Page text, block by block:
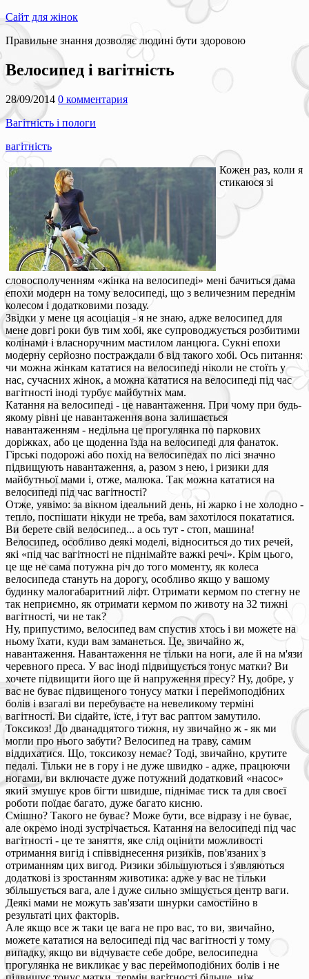
Сайт для жінок
Правильне знання дозволяє людині бути здоровою
Велосипед і вагітність
28/09/2014 0 комментария
Вагітність і пологи
вагітність
Кожен раз, коли я
стикаюся зі
словосполученням «жінка на велосипеді» мені бачиться дама
епохи модерн на тому велосипеді, що з величезним переднім
колесом і додатковими позаду.
Звідки у мене ця асоціація - я не знаю, адже велосипед для
мене довгі роки був тим хобі, яке супроводжується розбитими
колінами і власноручним мастилом ланцюга. Сукні епохи
модерну серйозно постраждали б від такого хобі. Ось питання:
чи можна жінкам кататися на велосипеді ніколи не стоїть у
нас, сучасних жінок, а можна кататися на велосипеді під час
вагітності іноді турбує майбутніх мам.
Катання на велосипеді - це навантаження. При чому при будь-
якому рівні це навантаження вона залишається
навантаженням - недільна це прогулянка по паркових
доріжках, або це щоденна їзда на велосипеді для фанаток.
Гірські подорожі або похід на велосипедах по лісі значно
підвищують навантаження, а, разом з нею, і ризики для
майбутньої мами і, отже, малюка. Так можна кататися на
велосипеді під час вагітності?
Отже, уявімо: за вікном ідеальний день, ні жарко і не холодно -
тепло, поспішати нікуди не треба, вам захотілося покататися.
Ви берете свій велосипед... а ось тут - стоп, машина!
Велосипед, особливо деякі моделі, відноситься до тих речей,
які «під час вагітності не піднімайте важкі речі». Крім цього,
це ще не сама потужна річ до того моменту, як колеса
велосипеда стануть на дорогу, особливо якщо у вашому
будинку малогабаритний ліфт. Отримати кермом по стегну не
так неприємно, як отримати кермом по животу на 32 тижні
вагітності, чи не так?
Ну, припустимо, велосипед вам спустив хтось і ви можете на
ньому їхати, куди вам заманеться. Це, звичайно ж,
навантаження. Навантаження не тільки на ноги, але й на м'язи
черевного преса. У вас іноді підвищується тонус матки? Ви
хочете підвищити його ще й напруження пресу? Ну, добре, у
вас не буває підвищеного тонусу матки і переймоподібних
болів і взагалі ви перебуваєте на невеликому терміні
вагітності. Ви сідайте, їсте, і тут вас раптом замутило.
Токсикоз! До дванадцятого тижня, ну звичайно ж - як ми
могли про нього забути? Велосипед на траву, самим
віддихатися. Що, токсикозу немає? Тоді, звичайно, крутите
педалі. Тільки не в гору і не дуже швидко - адже, працюючи
ногами, ви включаєте дуже потужний додатковий «насос»
який змушує кров бігти швидше, піднімає тиск та для своєї
роботи поїдає багато, дуже багато кисню.
Смішно? Такого не буває? Може бути, все відразу і не буває,
але окремо іноді зустрічається. Катання на велосипеді під час
вагітності - це те заняття, яке слід оцінити можливості
отримання вигід і співвіднесення ризиків, пов'язаних з
отриманням цих вигод. Ризики збільшуються і з'являються
додаткові із зростанням животика: адже у вас не тільки
збільшується вага, але і дуже сильно зміщується центр ваги.
Деякі мами не можуть зав'язати шнурки самостійно в
результаті цих факторів.
Але якщо все ж таки це вага не про вас, то ви, звичайно,
можете кататися на велосипеді під час вагітності у тому
випадку, якщо ви відчуваєте себе добре, велосипедна
прогулянка не викликає у вас переймоподібних болів і не